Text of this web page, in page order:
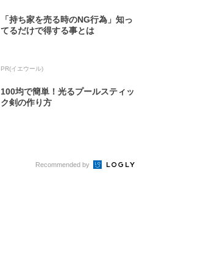
「持ち家を売る時のNG行為」知っ
てるだけで得する事とは
PR(イエウール)
100均で簡単！光るプールスティッ
ク剣の作り方
Recommended by